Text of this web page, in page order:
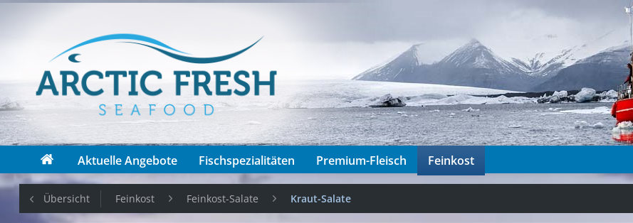
Aktuelle Angebote Fischspezialitäten Premium-Fleisch Feinkost
Übersicht Feinkost Feinkost-Salate Kraut-Salate